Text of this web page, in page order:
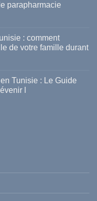
parapharmacie
: comment
de votre famille durant
Tunisie : Le Guide
l